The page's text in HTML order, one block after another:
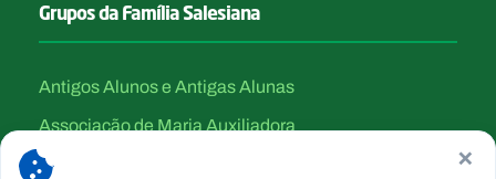
Grupos da Família Salesiana
Antigos Alunos e Antigas Alunas
Associação de Maria Auxiliadora
Canção Nova
×